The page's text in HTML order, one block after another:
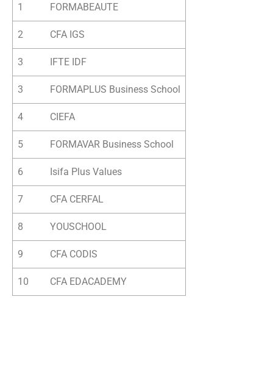
1 FORMABEAUTE
2 CFA IGS
3 IFTE IDF
3 FORMAPLUS Business School
4 CIEFA
5 FORMAVAR Business School
6 Isifa Plus Values
7 CFA CERFAL
8 YOUSCHOOL
9 CFA CODIS
10 CFA EDACADEMY